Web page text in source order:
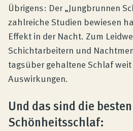
Übrigens: Der „Jungbrunnen
zahlreiche Studien bewiesen
Effekt in der Nacht. Zum
Schichtarbeitern und
tagsüber gehaltene Schlaf
Auswirkungen.
Und das sind die
Schönheitsschlaf: